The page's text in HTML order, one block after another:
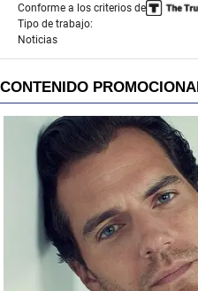
Conforme a los criterios de
Tipo de trabajo:
Noticias